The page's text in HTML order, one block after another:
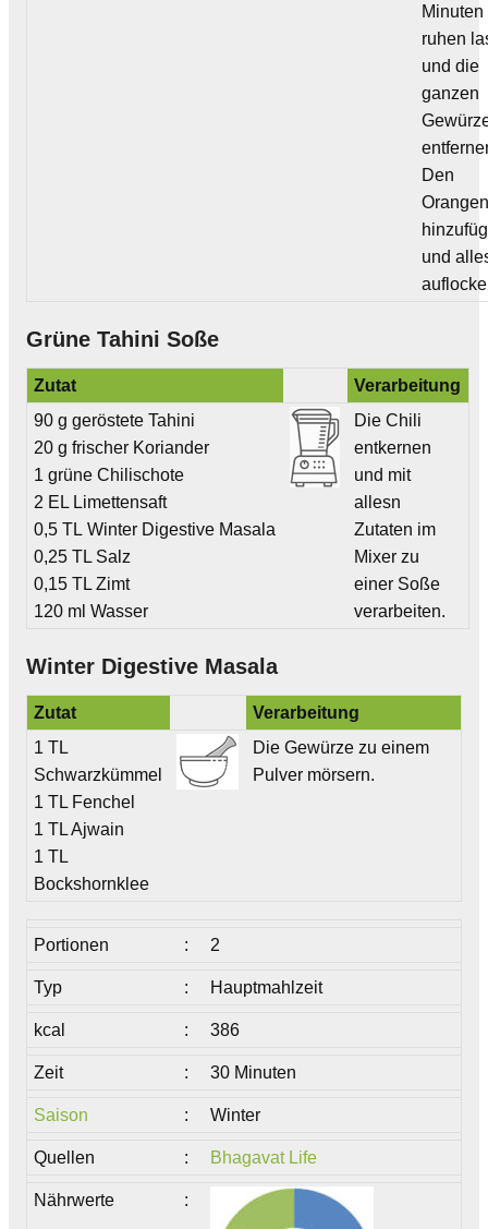
Minuten
ruhen
und die
ganzen
Den
und
Grüne Tahini Soße
Zutat
Verarbeitung
90 g geröstete Tahini
20 g frischer Koriander
1 grüne Chilischote
2 EL Limettensaft
0,5 TL Winter Digestive Masala
0,25 TL Salz
0,15 TL Zimt
120 ml Wasser
Die Chili
entkernen
und mit
allesn
Zutaten im
Mixer zu
einer Soße
verarbeiten.
Winter Digestive Masala
Zutat
Verarbeitung
1 TL
Schwarzkümmel
1 TL Fenchel
1 TL Ajwain
1 TL
Bockshornklee
Die Gewürze zu einem
Pulver mörsern.
Portionen : 2
Typ : Hauptmahlzeit
kcal : 386
Zeit : 30 Minuten
Saison : Winter
Quellen : Bhagavat Life
Nährwerte :